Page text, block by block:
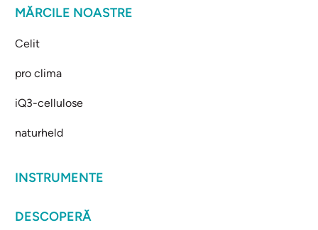
MĂRCILE NOASTRE
Celit
pro clima
iQ3-cellulose
naturheld
INSTRUMENTE
DESCOPERĂ